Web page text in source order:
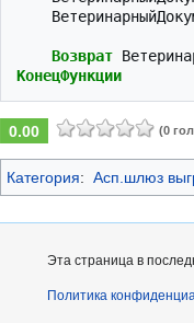
Возврат
КонецФункции
0.00 (0
Категория: Асп.шлюз
Эта страница в
Политика